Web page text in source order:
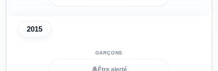
2015
🔔 Être alerté